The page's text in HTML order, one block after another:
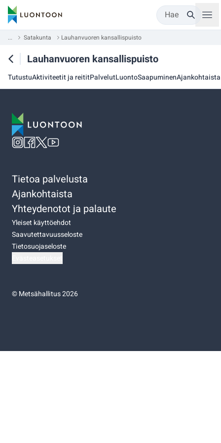
Hae
... Satakunta Lauhanvuoren kansallispuisto
Lauhanvuoren kansallispuisto
TutustuAktiviteetit ja reititPalvelutLuontoSaapuminenAjankohtaista
Tietoa palvelusta
Ajankohtaista
Yhteydenotot ja palaute
Yleiset käyttöehdot
Saavutettavuusseloste
Tietosuojaseloste
©Metsähallitus 2026